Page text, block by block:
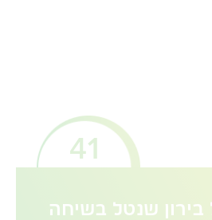
41
בירון שנטל בשיחה